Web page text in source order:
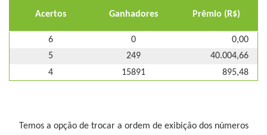
Acertos Ganhadores Prêmio (R$)
6 0
0,00
5
249
40.004,66
4
15891 895,48
Temos a opção de trocar a ordem de exibição dos números